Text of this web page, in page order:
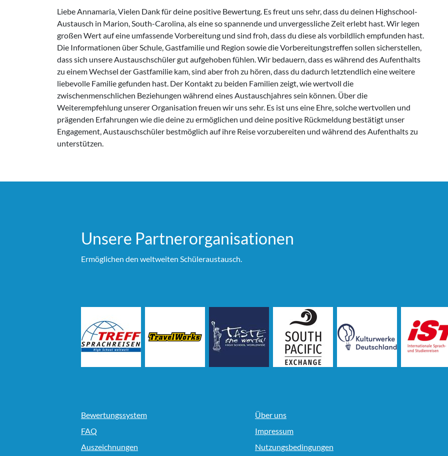
Liebe Annamaria, Vielen Dank für deine positive Bewertung. Es freut uns sehr, dass du deinen Highschool-
Austausch in Marion, South-Carolina, als eine so spannende und unvergessliche Zeit erlebt hast. Wir legen
großen Wert auf eine umfassende Vorbereitung und sind froh, dass du diese als vorbildlich empfunden hast.
Die Informationen über Schule, Gastfamilie und Region sowie die Vorbereitungstreffen sollen sicherstellen,
dass sich unsere Austauschschüler gut aufgehoben fühlen. Wir bedauern, dass es während des Aufenthalts
zu einem Wechsel der Gastfamilie kam, sind aber froh zu hören, dass du dadurch letztendlich eine weitere
liebevolle Familie gefunden hast. Der Kontakt zu beiden Familien zeigt, wie wertvoll die
zwischenmenschlichen Beziehungen während eines Austauschjahres sein können. Über die
Weiterempfehlung unserer Organisation freuen wir uns sehr. Es ist uns eine Ehre, solche wertvollen und
prägenden Erfahrungen wie die deine zu ermöglichen und deine positive Rückmeldung bestätigt unser
Engagement, Austauschschüler bestmöglich auf ihre Reise vorzubereiten und während des Aufenthalts zu
unterstützen.
Unsere Partner­organi­sationen
Ermöglichen den weltweiten Schüleraustausch.
Bewertungssystem
FAQ
Auszeichnungen
Über uns
Impressum
Nutzungsbedingungen